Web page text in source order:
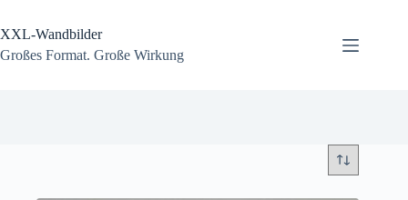
springen
XXL-Wandbilder
Großes Format. Große Wirkung